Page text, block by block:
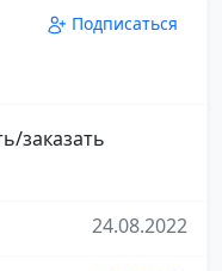
Подписаться
заказать
24.08.2022